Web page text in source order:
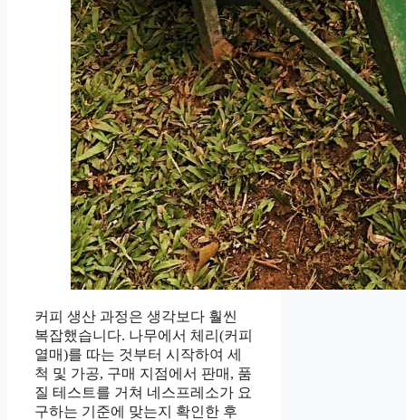
커피 생산 과정은 생각보다 훨씬
복잡했습니다. 나무에서 체리(커피
열매)를 따는 것부터 시작하여 세
척 및 가공, 구매 지점에서 판매, 품
질 테스트를 거쳐 네스프레소가 요
구하는 기준에 맞는지 확인한 후